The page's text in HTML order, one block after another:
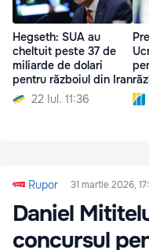
Hegseth: SUA au
cheltuit peste 37 de
miliarde de dolari
pentru războiul din Iran
22 Iul. 11:36
Rupor 31 martie 2026,
Daniel
concursul